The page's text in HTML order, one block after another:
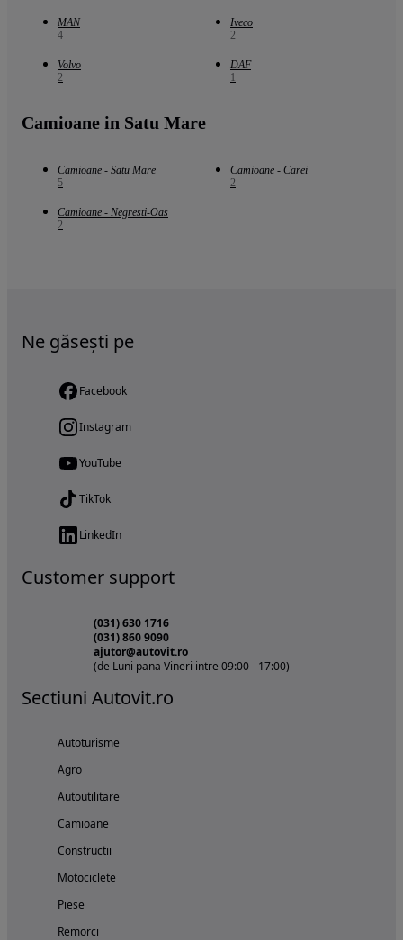
MAN
4
Iveco
2
Volvo
2
DAF
1
Camioane in Satu Mare
Camioane - Satu Mare
5
Camioane - Carei
2
Camioane - Negresti-Oas
2
Ne găsești pe
Facebook
Instagram
YouTube
TikTok
LinkedIn
Customer support
(031) 630 1716
(031) 860 9090
ajutor@autovit.ro
(de Luni pana Vineri intre 09:00 - 17:00)
Sectiuni Autovit.ro
Autoturisme
Agro
Autoutilitare
Camioane
Constructii
Motociclete
Piese
Remorci